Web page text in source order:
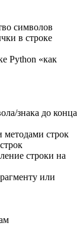
символов
в строке
Python «как
знака до конца
методами строк
строки на
или